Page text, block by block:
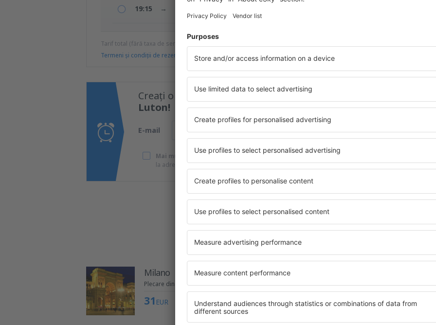
19:15 →
Tarif total (fără taxa de serviciu:
Termeni şi condiţii de rezervare
Creați o alertă de preț pentru zboruri din Chişinău Chisinau
Luton!
E-mail Tarif maxim EUR
Mai multe călătorii la prețuri avantajoase în newsletter-ul nostru.
Sunt de acord să
la adresa de e-mail pe care am furnizat-o.
Mai multe oferte pentru
Milano
Plecare din Chișinău
31 EUR
Plecare din Chișinău
40EUR